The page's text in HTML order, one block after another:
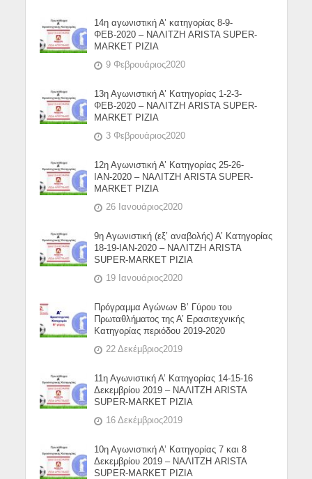
14η αγωνιστική Α’ κατηγορίας 8-9-
ΦΕΒ-2020 – ΝΑΛΙΤΖΗ ARISTA SUPER-
MARKET ΡΙΖΙΑ
9 Φεβρουάριος2020
13η Αγωνιστική Α’ Κατηγορίας 1-2-3-
ΦΕΒ-2020 – ΝΑΛΙΤΖΗ ARISTA SUPER-
MARKET ΡΙΖΙΑ
3 Φεβρουάριος2020
12η Αγωνιστική Α’ Κατηγορίας 25-26-
ΙΑΝ-2020 – ΝΑΛΙΤΖΗ ARISTA SUPER-
MARKET ΡΙΖΙΑ
26 Ιανουάριος2020
9η Αγωνιστική (εξ’ αναβολής) Α’ Κατηγορίας
18-19-ΙΑΝ-2020 – ΝΑΛΙΤΖΗ ARISTA
SUPER-MARKET ΡΙΖΙΑ
19 Ιανουάριος2020
Πρόγραμμα Αγώνων Β’ Γύρου του
Πρωταθλήματος της Α’ Ερασιτεχνικής
Κατηγορίας περιόδου 2019-2020
22 Δεκέμβριος2019
11η Αγωνιστική Α’ Κατηγορίας 14-15-16
Δεκεμβρίου 2019 – ΝΑΛΙΤΖΗ ARISTA
SUPER-MARKET ΡΙΖΙΑ
16 Δεκέμβριος2019
10η Αγωνιστική Α’ Κατηγορίας 7 και 8
Δεκεμβρίου 2019 – ΝΑΛΙΤΖΗ ARISTA
SUPER-MARKET ΡΙΖΙΑ